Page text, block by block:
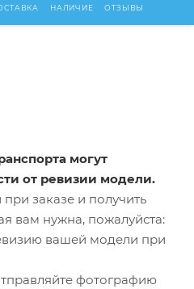
НАЛИЧИЕ ОТЗЫВЫ
могут
от ревизии модели.
заказе и получить
вам нужна, пожалуйста:
вашей модели при
фотографию